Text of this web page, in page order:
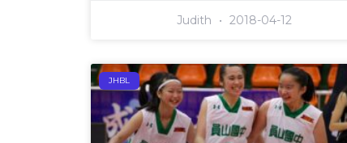
Judith 2018-04-12
JHBL